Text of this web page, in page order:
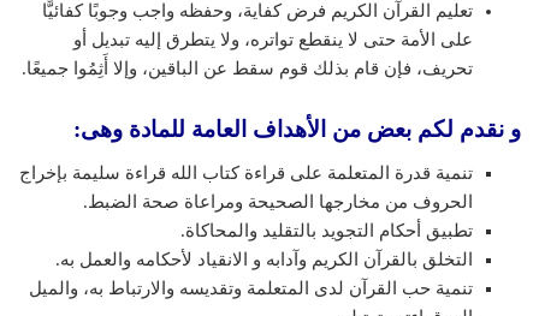
تعليم القرآن الكريم فرض كفاية، وحفظه واجب وجوبًا كفائيًّا
على الأمة حتى لا ينقطع تواتره، ولا يتطرق إليه تبديل أو
تحريف، فإن قام بذلك قوم سقط عن الباقين، وإلا أَثِمُوا جميعًا.
و نقدم لكم بعض من الأهداف العامة للمادة وهى:
تنمية قدرة المتعلمة على قراءة كتاب الله قراءة سليمة بإخراج
الحروف من مخارجها الصحيحة ومراعاة صحة الضبط.
تطبيق أحكام التجويد بالتقليد والمحاكاة.
التخلق بالقرآن الكريم وآدابه و الانقياد لأحكامه والعمل به.
تنمية حب القرآن لدى المتعلمة وتقديسه والارتباط به، والميل